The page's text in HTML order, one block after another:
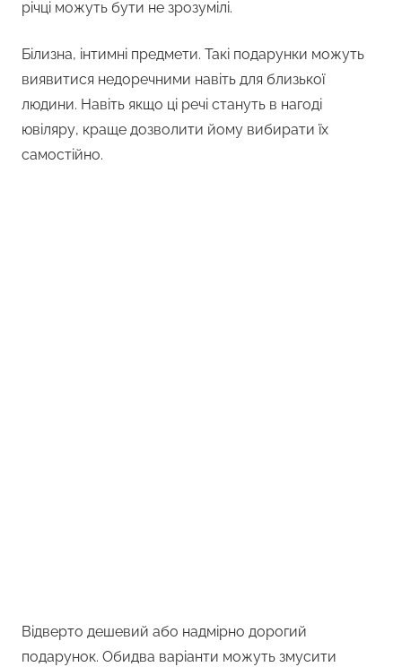
річці можуть бути не зрозумілі.
Білизна, інтимні предмети. Такі подарунки можуть
виявитися недоречними навіть для близької
людини. Навіть якщо ці речі стануть в нагоді
ювіляру, краще дозволити йому вибирати їх
самостійно.
Відверто дешевий або надмірно дорогий
подарунок. Обидва варіанти можуть змусити